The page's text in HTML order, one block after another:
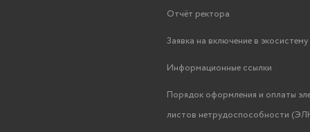
Среда
Отчёт ректора
Заявка на включение в
Информационные ссылки
Порядок оформления и оплаты
листов нетрудоспособности